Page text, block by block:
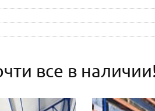
все в наличии!